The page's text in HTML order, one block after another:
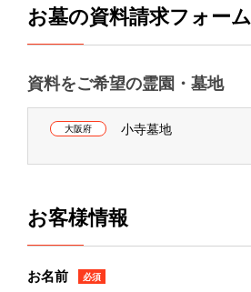
お墓の資料請求フォーム
資料をご希望の霊園・墓地
大阪府 小寺墓地
お客様情報
お名前 必須